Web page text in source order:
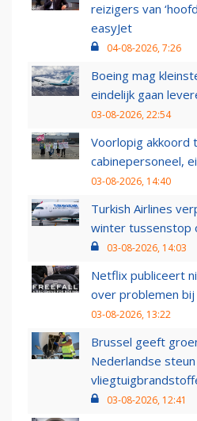
reizigers van
easyJet
04-08-2026, 7:26
Boeing mag
eindelijk gaan
03-08-2026, 22:54
Voorlopig akkoord
cabinepersoneel,
03-08-2026, 14:40
Turkish Airlines
winter tussenstop
03-08-2026, 14:03
Netflix publiceert
over problemen bij
03-08-2026, 13:22
Brussel geeft
Nederlandse
03-08-2026, 12:41